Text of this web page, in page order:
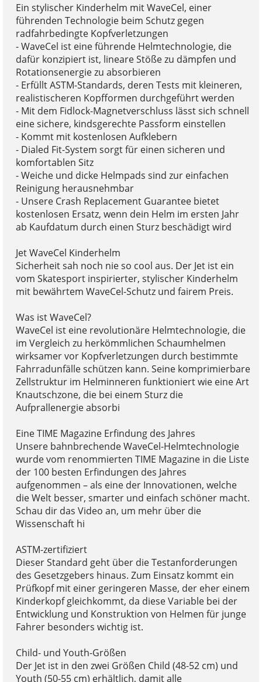
Ein stylischer Kinderhelm mit WaveCel, einer
führenden Technologie beim Schutz gegen
radfahrbedingte Kopfverletzungen
- WaveCel ist eine führende Helmtechnologie, die
dafür konzipiert ist, lineare Stöße zu dämpfen und
Rotationsenergie zu absorbieren
- Erfüllt ASTM-Standards, deren Tests mit kleineren,
realistischeren Kopfformen durchgeführt werden
- Mit dem Fidlock-Magnetverschluss lässt sich schnell
eine sichere, kindsgerechte Passform einstellen
- Kommt mit kostenlosen Aufklebern
- Dialed Fit-System sorgt für einen sicheren und
komfortablen Sitz
- Weiche und dicke Helmpads sind zur einfachen
Reinigung herausnehmbar
- Unsere Crash Replacement Guarantee bietet
kostenlosen Ersatz, wenn dein Helm im ersten Jahr
ab Kaufdatum durch einen Sturz beschädigt wird
Jet WaveCel Kinderhelm
Sicherheit sah noch nie so cool aus. Der Jet ist ein
vom Skatesport inspirierter, stylischer Kinderhelm
mit bewährtem WaveCel-Schutz und fairem Preis.
Was ist WaveCel?
WaveCel ist eine revolutionäre Helmtechnologie, die
im Vergleich zu herkömmlichen Schaumhelmen
wirksamer vor Kopfverletzungen durch bestimmte
Fahrradunfälle schützen kann. Seine komprimierbare
Zellstruktur im Helminneren funktioniert wie eine Art
Knautschzone, die bei einem Sturz die
Aufprallenergie absorbi
Eine TIME Magazine Erfindung des Jahres
Unsere bahnbrechende WaveCel-Helmtechnologie
wurde vom renommierten TIME Magazine in die Liste
der 100 besten Erfindungen des Jahres
aufgenommen – als eine der Innovationen, welche
die Welt besser, smarter und einfach schöner macht.
Schau dir das Video an, um mehr über die
Wissenschaft hi
ASTM-zertifiziert
Dieser Standard geht über die Testanforderungen
des Gesetzgebers hinaus. Zum Einsatz kommt ein
Prüfkopf mit einer geringeren Masse, der eher einem
Kinderkopf gleichkommt, da diese Variable bei der
Entwicklung und Konstruktion von Helmen für junge
Fahrer besonders wichtig ist.
Child- und Youth-Größen
Der Jet ist in den zwei Größen Child (48-52 cm) und
Youth (50-55 cm) erhältlich, damit alle